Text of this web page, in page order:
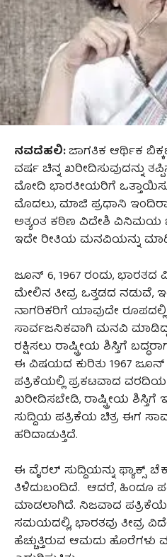
ನವದೆಹಲಿ:ಜಾಗತಿಕ ಆರ್ಥಿಕ
ವರ್ಷ ಚಿನ್ನ ಖರೀದಿಸುವುದನ್ನು
ಮೋದಿ ಭಾರತೀಯರಿಗೆ
ಮೊದಲು, ಮಾಜಿ ಪ್ರಧಾನಿ
ಅತ್ಯಂತ ಕಠಿಣ ವಿದೇಶಿ ವಿನಿಮಯ
ಇದೇ ರೀತಿಯ ಮನವಿಯನ್ನು
ಜೂನ್ 6, 1967 ರಂದು,
ಮೇಲಿನ ತೀವ್ರ ಒತ್ತಡದ ನಡುವೆ,
ನಾಗರಿಕರಿಗೆ ಯಾವುದೇ
ಸಾರ್ವಜನಿಕವಾಗಿ ಮನವಿ
ರಕ್ಷಿಸಲು ರಾಷ್ಟ್ರೀಯ ಶಿಸ್ತಿಗೆ
ಈ ವಿಷಯದ ಕುರಿತು 1967 ಜೂನ್
ಪತ್ರಿಕೆಯಲ್ಲಿ ಪ್ರಕಟವಾದ ವರದಿಯ
ಖರೀದಿಸಬೇಡಿ, ರಾಷ್ಟ್ರೀಯ
ಸುದ್ದಿಯ ಪತ್ರಿಕೆಯ ಚಿತ್ರ ಈಗ
ಹರಿದಾಡುತ್ತಿದೆ.
ಈ ವೈರಲ್‌ ಸುದ್ದಿಯನ್ನು ಫ್ಯಾಕ್ಸ್‌
ತಿಳಿದುಬಂದಿದೆ. ಆದರೆ, ಹಿಂದೂ
ಮಾಡಲಾಗಿದೆ. ನಿಜವಾದ
ಸಮಯದಲ್ಲಿ, ಭಾರತವು ತೀವ್ರ
ಹೆಚ್ಚುತ್ತಿರುವ ಆಮದು ಹೊರೆಗಳು